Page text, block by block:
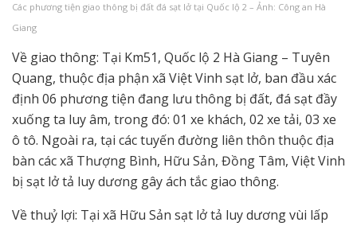
Các phương tiện giao thông bị đất đá sạt lở tại Quốc lộ 2 – Ảnh: Công an Hà
Giang
Về giao thông: Tại Km51, Quốc lộ 2 Hà Giang – Tuyên
Quang, thuộc địa phận xã Việt Vinh sạt lở, ban đầu xác
định 06 phương tiện đang lưu thông bị đất, đá sạt đầy
xuống ta luy âm, trong đó: 01 xe khách, 02 xe tải, 03 xe
ô tô. Ngoài ra, tại các tuyến đường liên thôn thuộc địa
bàn các xã Thượng Bình, Hữu Sản, Đồng Tâm, Việt Vinh
bị sạt lở tả luy dương gây ách tắc giao thông.
Về thuỷ lợi: Tại xã Hữu Sản sạt lở tả luy dương vùi lấp